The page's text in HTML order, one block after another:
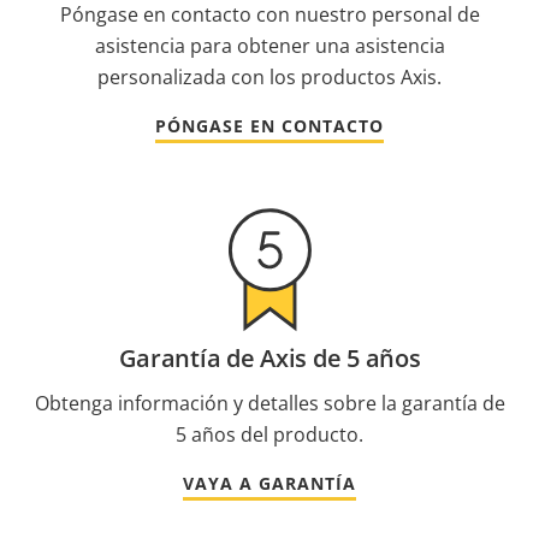
Póngase en contacto con nuestro personal de
asistencia para obtener una asistencia
personalizada con los productos Axis.
PÓNGASE EN CONTACTO
Garantía de Axis de 5 años
Obtenga información y detalles sobre la garantía de
5 años del producto.
VAYA A GARANTÍA